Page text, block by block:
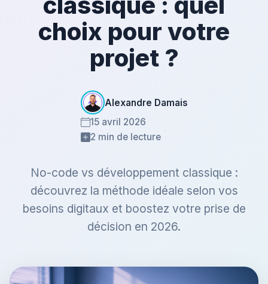
choix pour votre
projet ?
Alexandre Damais
15 avril 2026
2 min de lecture
No-code vs développement classique :
découvrez la méthode idéale selon vos
besoins digitaux et boostez votre prise de
décision en 2026.